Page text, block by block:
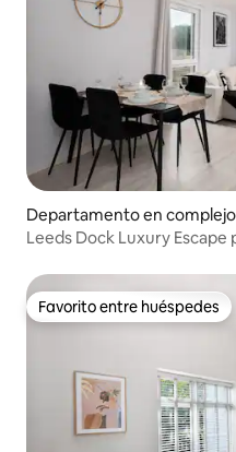
Departamento en
rkshire
Leeds Dock Luxury Escape
Favorito entre huéspedes
Favorito entre huéspedes